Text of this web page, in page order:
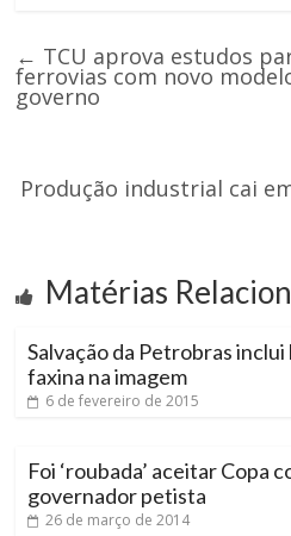
← TCU aprova estudos
ferrovias com novo
governo
Produção industrial cai
Matérias
Salvação da Petrobras
faxina na imagem
6 de fevereiro de 2015
Foi ‘roubada’ aceitar Copa
governador petista
26 de março de 2014